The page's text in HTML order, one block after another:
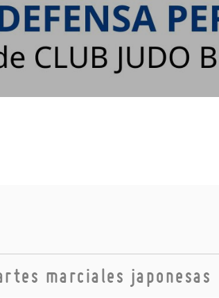
marciales japonesas